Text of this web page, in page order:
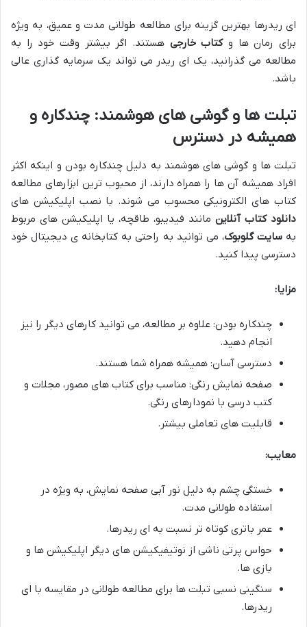
ای ریدرها بهترین گزینه برای مطالعه طولانی مدت و عمیق، به ویژه
برای رمان ها وکتاب خارجی هستند. اگر بیشتر وقت خود را به
مطالعه می گذرانید، یک ای ریدر می تواند یک سرمایه گذاری عالی
باشد.
تبلت ها و گوشی های هوشمند: چندکاره و
همیشه در دسترس
تبلت ها و گوشی های هوشمند به دلیل چندکاره بودن و اینکه اکثر
افراد همیشه آن ها را همراه دارند، از محبوب ترین ابزارهای مطالعه
کتاب های الکترونیکی محسوب می شوند. با نصب اپلیکیشن های
دانلود کتاب آنلاین مانند فیدیبو، طاقچه، یا اپلیکیشن های مربوط
بهسایت گلوبوک، می توانید به راحتی به کتابخانه ی دیجیتال خود
دسترسی پیدا کنید.
مزایا:
چندکاره بودن: علاوه بر مطالعه، می توانید کارهای دیگر را نیز
انجام دهید.
دسترسی آسان: همیشه همراه شما هستند.
صفحه نمایش رنگی: مناسب برای کتاب های مصور، مجلات و
کتب درسی با نمودارهای رنگی.
قابلیت های تعاملی بیشتر.
معایب:
خستگی چشم به دلیل نور آبی صفحه نمایش، به ویژه در
استفاده طولانی مدت.
عمر باتری کوتاه تر نسبت به ای ریدرها.
حواس پرتی ناشی از نوتیفیکیشن های دیگر اپلیکیشن ها و
بازی ها.
سنگینی نسبی تبلت ها برای مطالعه طولانی در مقایسه با ای
ریدرها.